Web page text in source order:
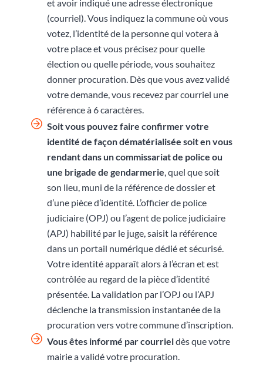
et avoir indiqué une adresse électronique
(courriel). Vous indiquez la commune où vous
votez, l’identité de la personne qui votera à
votre place et vous précisez pour quelle
élection ou quelle période, vous souhaitez
donner procuration. Dès que vous avez validé
votre demande, vous recevez par courriel une
référence à 6 caractères.
Soit vous pouvez faire confirmer votre
identité de façon dématérialisée soit en vous
rendantdans un commissariat de police ou
une brigade de gendarmerie , quel que soit
son lieu, muni de la référence de dossier et
d’une pièce d’identité. L’officier de police
judiciaire (OPJ) ou l’agent de police judiciaire
(APJ) habilité par le juge, saisit la référence
dans un portail numérique dédié et sécurisé.
Votre identité apparaît alors à l’écran et est
contrôlée au regard de la pièce d’identité
présentée. La validation par l’OPJ ou l’APJ
déclenche la transmission instantanée de la
procuration vers votre commune d’inscription.
Vous êtes informé par courrieldès que votre
mairie a validé votre procuration.